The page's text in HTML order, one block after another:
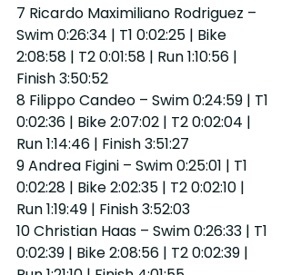
7 Ricardo Maximiliano Rodriguez –
Swim 0:26:34 | T1 0:02:25 | Bike
2:08:58 | T2 0:01:58 | Run 1:10:56 |
Finish 3:50:52
8 Filippo Candeo – Swim 0:24:59 | T1
0:02:36 | Bike 2:07:02 | T2 0:02:04 |
Run 1:14:46 | Finish 3:51:27
9 Andrea Figini – Swim 0:25:01 | T1
0:02:28 | Bike 2:02:35 | T2 0:02:10 |
Run 1:19:49 | Finish 3:52:03
10 Christian Haas – Swim 0:26:33 | T1
0:02:39 | Bike 2:08:56 | T2 0:02:39 |